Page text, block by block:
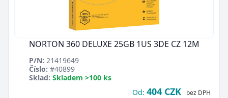
NORTON 360 DELUXE 25GB 1US 3DE CZ 12M
P/N: 21419649
Číslo: #40899
Sklad: Skladem >100 ks
Od: 404 CZK bez DPH